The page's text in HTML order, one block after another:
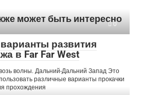
может быть интересно
0
развития
в Far Far West
волны. Дальний-Дальний Запад Это
различные варианты прокачки
прохождения